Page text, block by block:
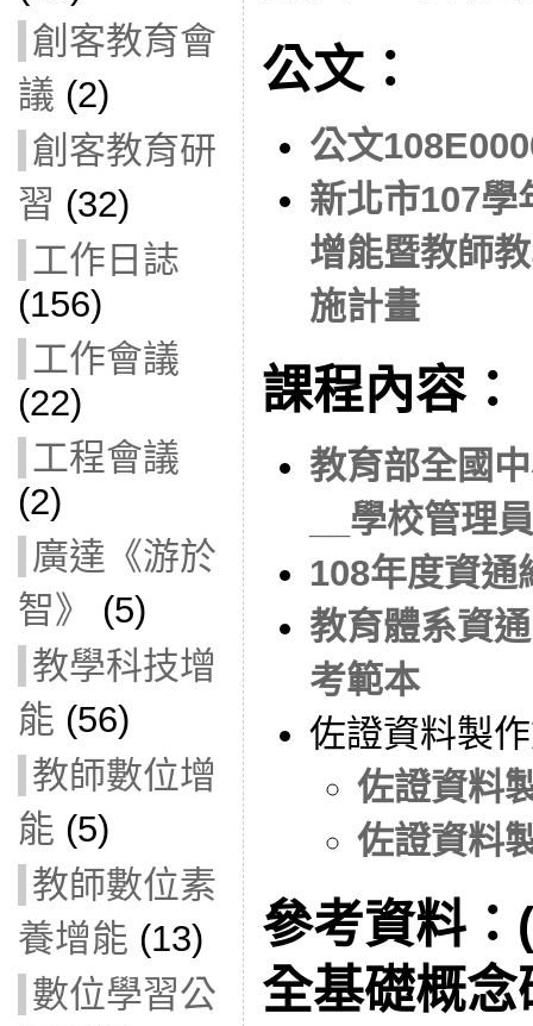
創客教育會
議 (2)
創客教育研
習 (32)
工作日誌
(156)
工作會議
(22)
工程會議
(2)
廣達《游於
智》
(5)
教學科技增
能 (56)
教師數位增
能 (5)
教師數位素
養增能 (13)
數位學習公
公文：
公文
新北市107學
增能暨教師
施計畫
課程內容：
教育部全國
__學校管理
108年度資通
教育體系資
考範本
佐證資料製
佐證資料
佐證資料
參考資料
全基礎概